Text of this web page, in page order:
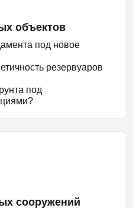
объектов
под новое
резервуаров
под
сооружений